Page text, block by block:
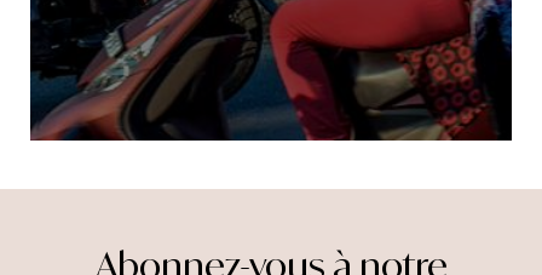
Abonnez-vous à notre